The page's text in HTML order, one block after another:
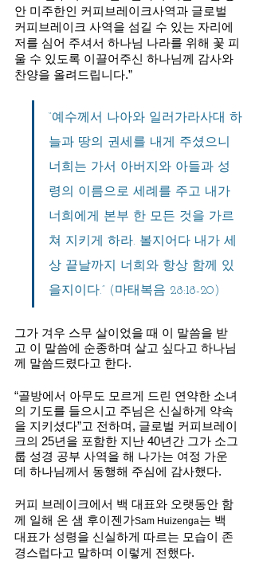
안 미주한인 커피브레이크사역과 글로벌
커피브레이크 사역을 섬길 수 있는 자리에
저를 심어 주셔서 하나님 나라를 위해 꽃 피
울 수 있도록 이끌어주신 하나님께 감사와
찬양을 올려드립니다.”
“예수께서 나아와 일러가라사대 하
늘과 땅의 권세를 내게 주셨으니
너희는 가서 아버지와 아들과 성
령의 이름으로 세례를 주고 내가
너희에게 본부 한 모든 것을 가르
쳐 지키게 하라. 볼지어다 내가 세
상 끝날까지 너희와 항상 함께 있
을지이다.” (마태복음 28:18-20)
그가 겨우 스무 살이었을 때 이 말씀을 받
고 이 말씀에 순종하며 살고 싶다고 하나님
께 말씀드렸다고 한다.
“골방에서 아무도 모르게 드린 연약한 소녀
의 기도를 들으시고 주님은 신실하게 약속
을 지키셨다”고 전하며, 글로벌 커피브레이
크의 25년을 포함한 지난 40년간 그가 소그
룹 성경 공부 사역을 해 나가는 여정 가운
데 하나님께서 동행해 주심에 감사했다.
커피 브레이크에서 백 대표와 오랫동안 함
께 일해 온 샘 후이젠가Sam Huizenga는 백
대표가 성령을 신실하게 따르는 모습이 존
경스럽다고 말하며 이렇게 전했다.